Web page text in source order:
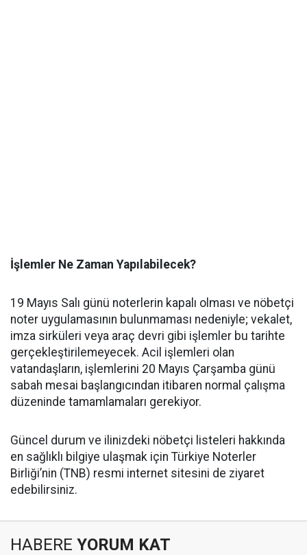
İşlemler Ne Zaman Yapılabilecek?
​19 Mayıs Salı günü noterlerin kapalı olması ve nöbetçi
noter uygulamasının bulunmaması nedeniyle; vekalet,
imza sirküleri veya araç devri gibi işlemler bu tarihte
gerçekleştirilemeyecek. Acil işlemleri olan
vatandaşların, işlemlerini 20 Mayıs Çarşamba günü
sabah mesai başlangıcından itibaren normal çalışma
düzeninde tamamlamaları gerekiyor.
​Güncel durum ve ilinizdeki nöbetçi listeleri hakkında
en sağlıklı bilgiye ulaşmak için Türkiye Noterler
Birliği’nin (TNB) resmi internet sitesini de ziyaret
edebilirsiniz.
HABERE YORUM KAT